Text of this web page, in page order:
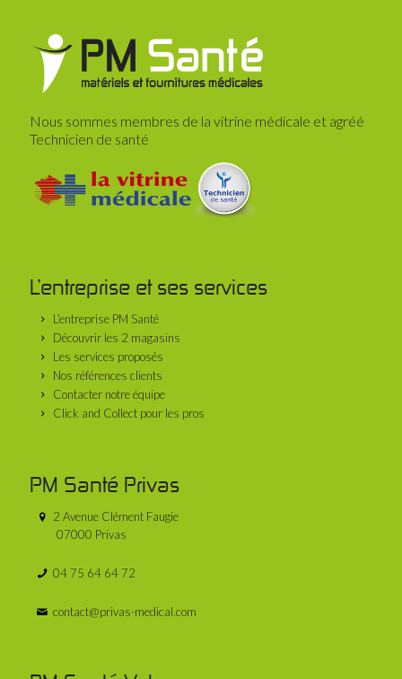
Nous sommes membres de la vitrine médicale et agréé
Technicien de santé
L’entreprise et ses services
L’entreprise PM Santé
Découvrir les 2 magasins
Les services proposés
Nos références clients
Contacter notre équipe
Click and Collect pour les pros
PM Santé Privas
2 Avenue Clément Faugie
07000 Privas
04 75 64 64 72
contact@privas-medical.com